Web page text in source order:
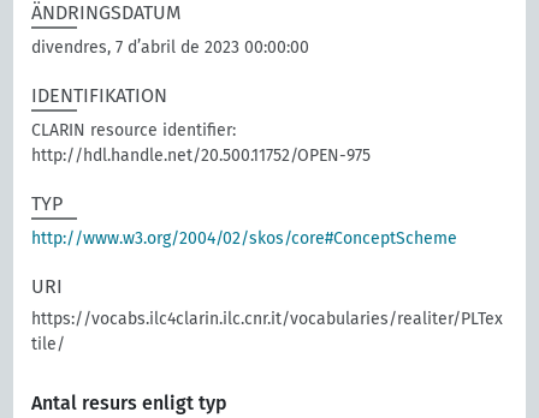
ÄNDRINGSDATUM
divendres, 7 d’abril de 2023 00:00:00
IDENTIFIKATION
CLARIN resource identifier:
http://hdl.handle.net/20.500.11752/OPEN-975
TYP
http://www.w3.org/2004/02/skos/core#ConceptScheme
URI
https://vocabs.ilc4clarin.ilc.cnr.it/vocabularies/realiter/PLTex
tile/
Antal resurs enligt typ